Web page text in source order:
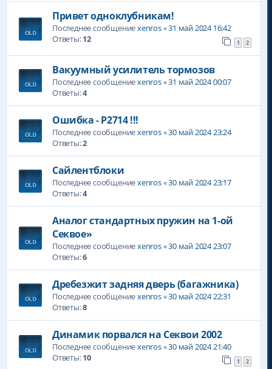
Привет одноклубникам!
Последнее сообщениеxenros«31 май 2024 16:42
Ответы:12 1 2
Вакуумный усилитель тормозов
Последнее сообщениеxenros«31 май 2024 00:07
Ответы:4
Ошибка - P2714 !!!
Последнее сообщениеxenros«30 май 2024 23:24
Ответы:2
Сайлентблоки
Последнее сообщениеxenros«30 май 2024 23:17
Ответы:4
Аналог стандартных пружин на 1-ой
Секвое»
Последнее сообщениеxenros«30 май 2024 23:07
Ответы:6
Дребезжит задняя дверь (багажника)
Последнее сообщениеxenros«30 май 2024 22:31
Ответы:8
Динамик порвался на Секвои 2002
Последнее сообщениеxenros«30 май 2024 21:40
Ответы:10 1 2